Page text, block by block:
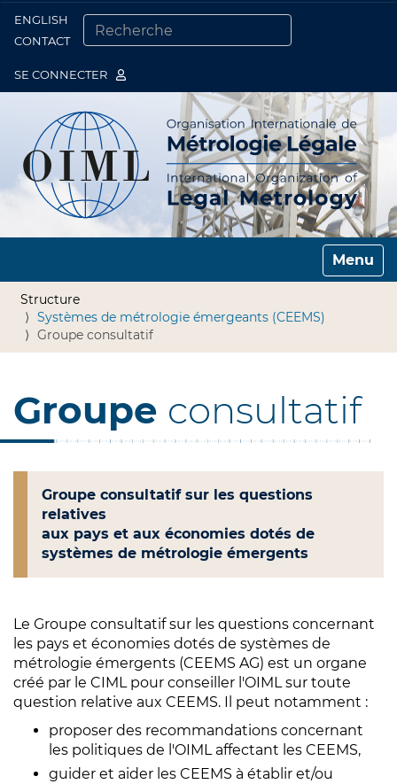
ENGLISH
CONTACT
SE CONNECTER
Toggle
Structure
Systèmes de métrologie émergeants (CEEMS)
Groupe consultatif
Groupe consultatif
Groupe consultatif sur les questions
relatives
aux pays et aux économies dotés de
systèmes de métrologie émergents
Le Groupe consultatif sur les questions concernant
les pays et économies dotés de systèmes de
métrologie émergents (CEEMS AG) est un organe
créé par le CIML pour conseiller l'OIML sur toute
question relative aux CEEMS. Il peut notamment :
proposer des recommandations concernant
les politiques de l'OIML affectant les CEEMS,
guider et aider les CEEMS à établir et/ou